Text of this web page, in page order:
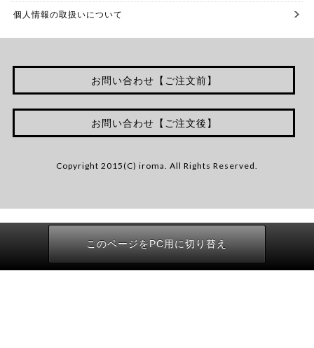
個人情報の取扱いについて
お問い合わせ【ご注文前】
お問い合わせ【ご注文後】
Copyright 2015(C) iroma. All Rights Reserved.
このページをPC用に切り替え